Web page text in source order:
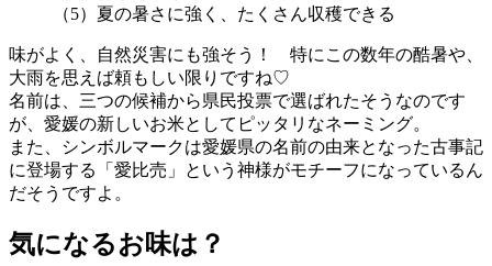
（5）夏の暑さに強く、たくさん収穫できる
味がよく、自然災害にも強そう！ 特にこの数年の酷暑や、
大雨を思えば頼もしい限りですね♡
名前は、三つの候補から県民投票で選ばれたそうなのです
が、愛媛の新しいお米としてピッタリなネーミング。
また、シンボルマークは愛媛県の名前の由来となった古事記
に登場する「愛比売」という神様がモチーフになっているん
だそうですよ。
気になるお味は？